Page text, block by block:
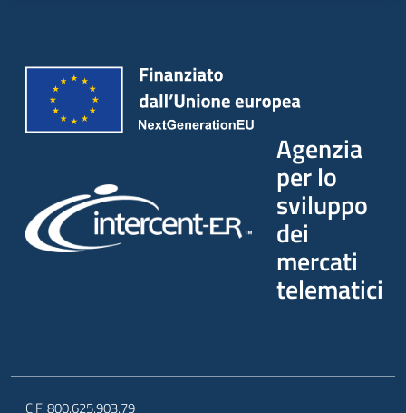
Agenzia
per lo
sviluppo
dei
mercati
telematici
C.F. 800.625.903.79